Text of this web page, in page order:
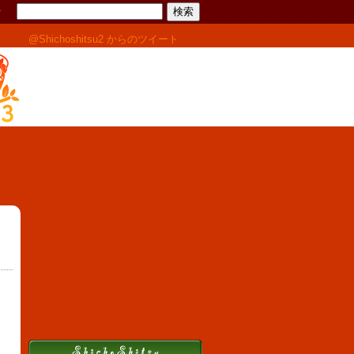
@Shichoshitsu2 からのツイート